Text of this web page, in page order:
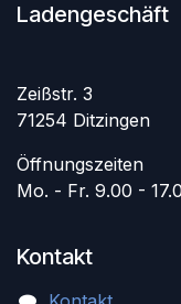
Ladengeschäft
Zeißstr. 3
71254 Ditzingen
Öffnungszeiten
Mo. - Fr. 9.00 -
Kontakt